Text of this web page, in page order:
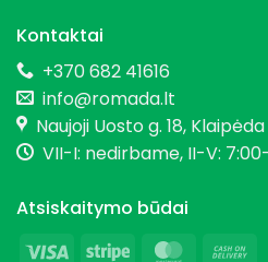
Kontaktai
+370 682 41616
info@romada.lt
Naujoji Uosto g. 18, Klaipėda
VII-I: nedirbame, II-V:
Atsiskaitymo būdai
Visa
Stripe